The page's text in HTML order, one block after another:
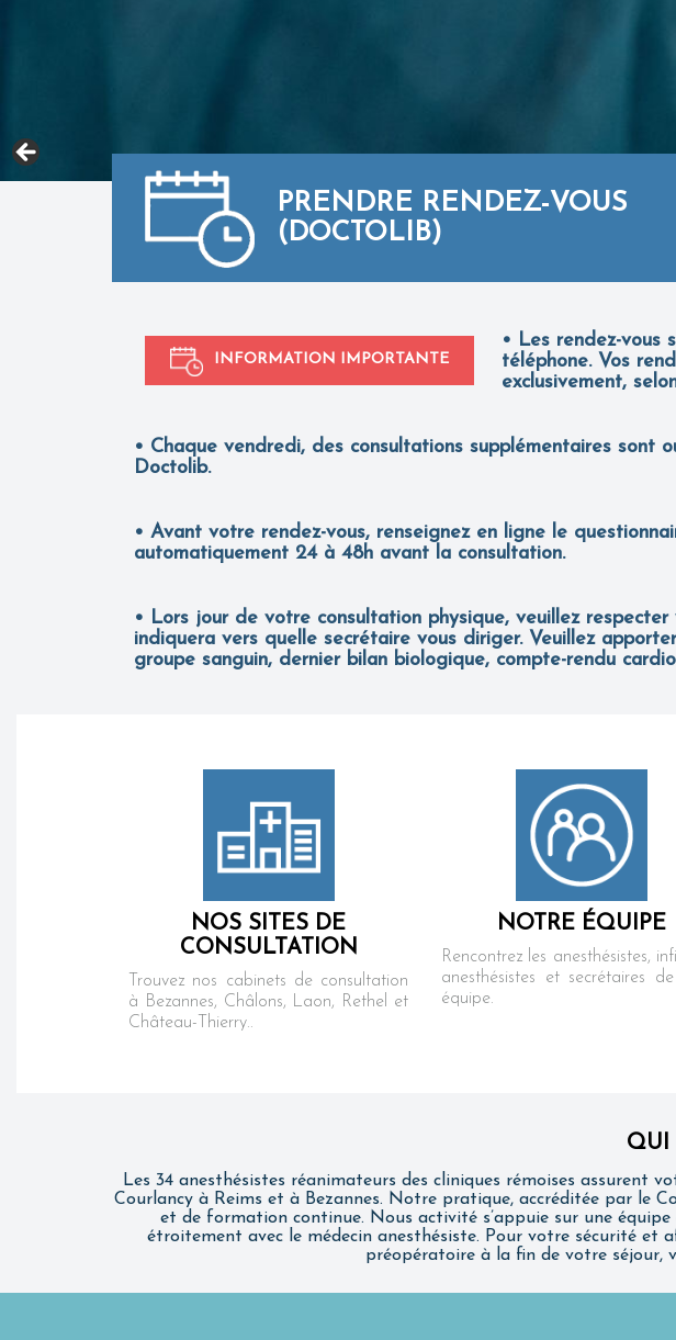
PRENDRE RENDEZ-VOUS
(DOCTOLIB)
INFORMATION IMPORTANTE
• Les rendez-vous
téléphone. Vos
exclusivement,
• Chaque vendredi, des consultations supplémentaires sont
Doctolib.
• Avant votre rendez-vous, renseignez en ligne le
automatiquement 24 à 48h avant la consultation.
• Lors jour de votre consultation physique, veuillez
indiquera vers quelle secrétaire vous diriger. Veuillez
groupe sanguin, dernier bilan biologique, compte-rendu
NOS SITES DE
CONSULTATION
Trouvez nos cabinets de consultation
à Bezannes, Châlons, Laon, Rethel et
Château-Thierry..
NOTRE ÉQUIPE
Rencontrez les anesthésistes,
anesthésistes et secrétaires
équipe.
QUI
Les 34 anesthésistes réanimateurs des cliniques rémoises assurent
Courlancy à Reims et à Bezannes. Notre pratique, accréditée par le
et de formation continue. Nous activité s’appuie sur une
étroitement avec le médecin anesthésiste. Pour votre sécurité et
préopératoire à la fin de votre séjour,